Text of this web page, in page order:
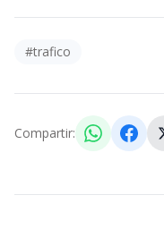
#trafico
Compartir: